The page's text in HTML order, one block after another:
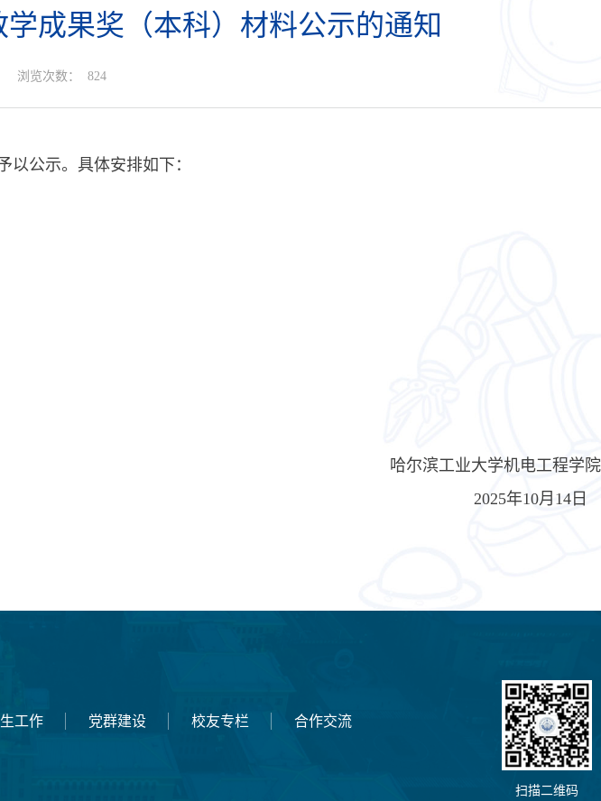
成果奖（本科）材料公示的通知
浏览次数： 824
以公示。具体安排如下：
哈尔滨工业大学机电工程学院
2025年10月14日
工作 党群建设 校友专栏 合作交流
扫描二维码